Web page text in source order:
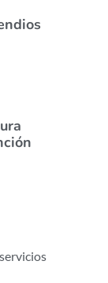
servicios